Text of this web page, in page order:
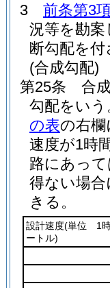
3
前条第3
況等を勘
断勾配を
(合成勾配)
第25条
合
勾配をい
の表の右
速度が1時
路にあっ
得ない場
きる。
設計速度(単位 1時
ートル)